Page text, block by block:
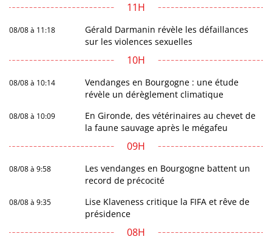
11H
08/08 à 11:18
Gérald Darmanin révèle les défaillances
sur les violences sexuelles
10H
08/08 à 10:14
Vendanges en Bourgogne : une étude
révèle un dérèglement climatique
08/08 à 10:09
En Gironde, des vétérinaires au chevet de
la faune sauvage après le mégafeu
09H
08/08 à 9:58
Les vendanges en Bourgogne battent un
record de précocité
08/08 à 9:35
Lise Klaveness critique la FIFA et rêve de
présidence
08H